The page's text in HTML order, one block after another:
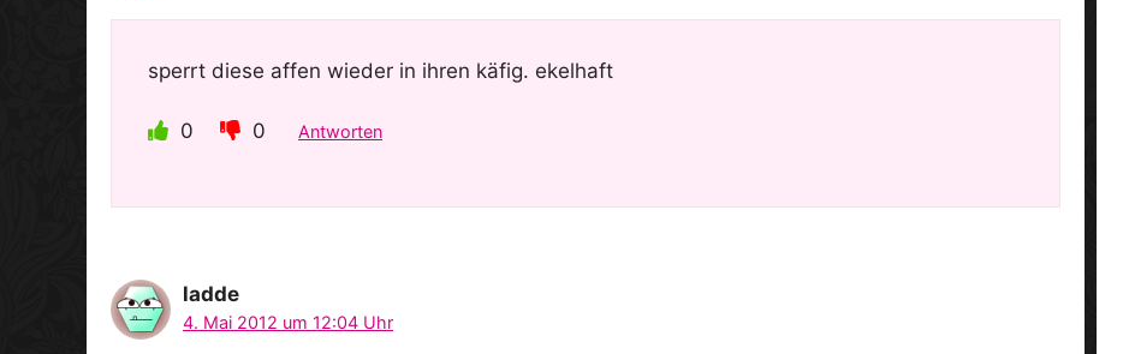
sperrt diese affen wieder in ihren käfig. ekelhaft
0 0 Antworten
ladde
4. Mai 2012 um 12:04 Uhr